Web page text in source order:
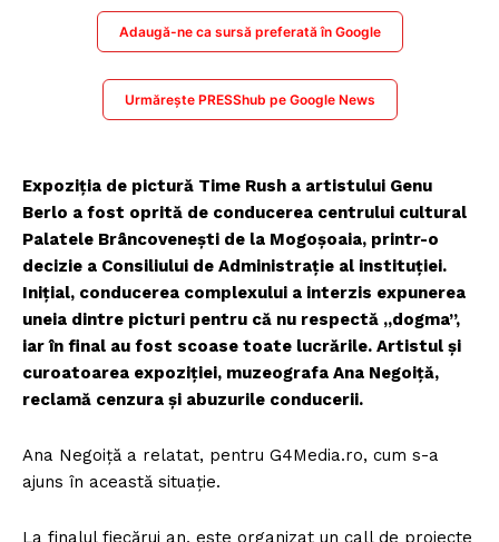
Adaugă-ne ca sursă preferată în Google
Urmărește PRESShub pe Google News
Expoziția de pictură Time Rush a artistului Genu
Berlo a fost oprită de conducerea centrului cultural
Palatele Brâncovenești de la Mogoșoaia, printr-o
decizie a Consiliului de Administrație al instituției.
Inițial, conducerea complexului a interzis expunerea
uneia dintre picturi pentru că nu respectă „dogma”,
iar în final au fost scoase toate lucrările. Artistul și
curoatoarea expoziției, muzeografa Ana Negoiță,
reclamă cenzura și abuzurile conducerii.
Ana Negoiță a relatat, pentru G4Media.ro, cum s-a
ajuns în această situație.